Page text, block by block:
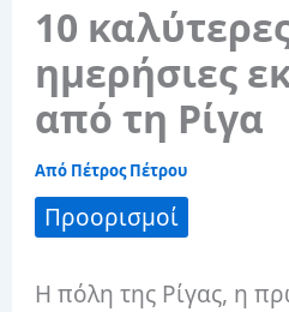
10
ημερήσιες
από τη Ρίγα
Από Πέτρος Πέτρου
Προορισμοί
Η πόλη της Ρίγας, η